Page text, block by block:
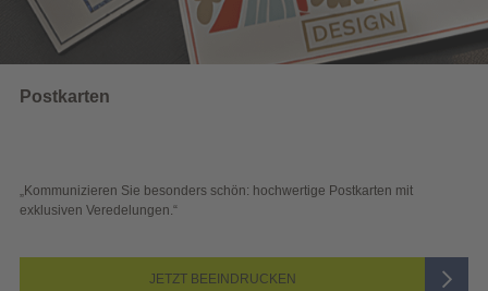
„Sichtbar und wirkungsvoll – mit plakativer Wahlwerbung auf
Blick überzeugen.“
JETZT AUSWÄHLEN